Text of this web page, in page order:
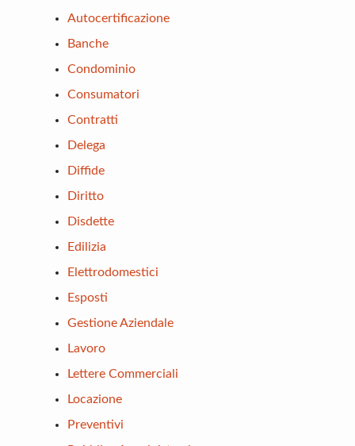
Autocertificazione
Banche
Condominio
Consumatori
Contratti
Delega
Diffide
Diritto
Disdette
Edilizia
Elettrodomestici
Esposti
Gestione Aziendale
Lavoro
Lettere Commerciali
Locazione
Preventivi